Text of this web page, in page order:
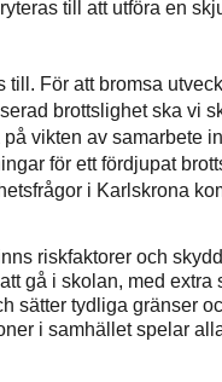
till att utföra en
För att bromsa
brottslighet ska vi
vikten av samarbete
för ett fördjupat
i Karlskrona
riskfaktorer och
gå i skolan, med extra
sätter tydliga gränser
i samhället spelar